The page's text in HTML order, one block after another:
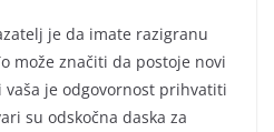
je da imate razigranu
može značiti da postoje novi
je odgovornost prihvatiti
su odskočna daska za